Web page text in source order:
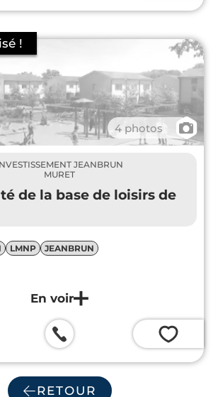
4 photos 📷
JEANBRUN
MURET
de la base de loisirs de
LMNP JEANBRUN
💗
RETOUR